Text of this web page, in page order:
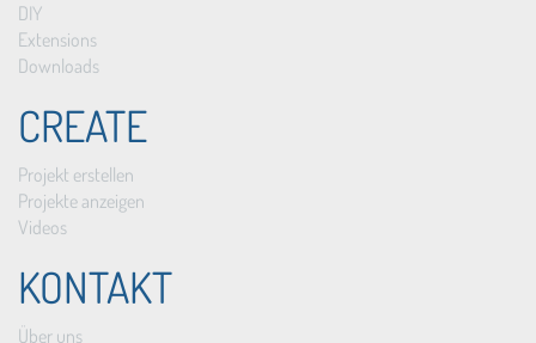
DIY
Extensions
Downloads
CREATE
Projekt erstellen
Projekte anzeigen
Videos
KONTAKT
Über uns